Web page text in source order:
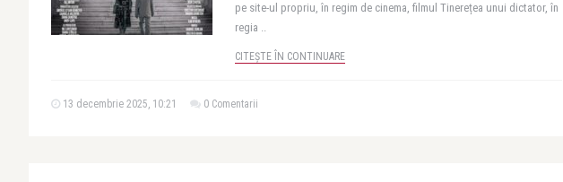
pe site-ul propriu, în regim de cinema, filmul Tinerețea unui dictator, în
regia ..
CITEȘTE ÎN CONTINUARE
13 decembrie 2025, 10:21 0 Comentarii